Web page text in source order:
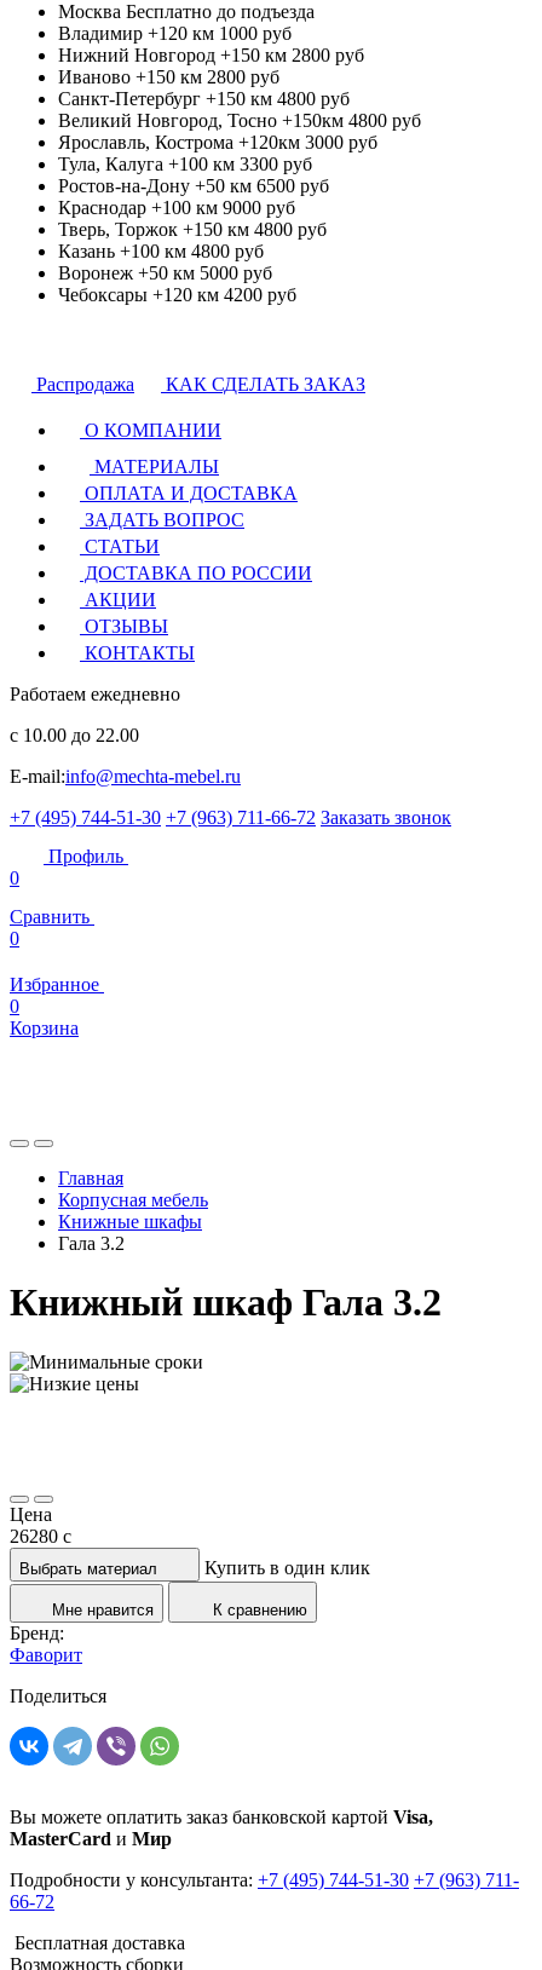
Москва Бесплатно до подъезда
Владимир +120 км 1000 руб
Нижний Новгород +150 км 2800 руб
Иваново +150 км 2800 руб
Санкт-Петербург +150 км 4800 руб
Великий Новгород, Тосно +150км 4800 руб
Ярославль, Кострома +120км 3000 руб
Тула, Калуга +100 км 3300 руб
Ростов-на-Дону +50 км 6500 руб
Краснодар +100 км 9000 руб
Тверь, Торжок +150 км 4800 руб
Казань +100 км 4800 руб
Воронеж +50 км 5000 руб
Чебоксары +120 км 4200 руб
Распродажа КАК СДЕЛАТЬ ЗАКАЗ
О КОМПАНИИ
МАТЕРИАЛЫ
ОПЛАТА И ДОСТАВКА
ЗАДАТЬ ВОПРОС
СТАТЬИ
ДОСТАВКА ПО РОССИИ
АКЦИИ
ОТЗЫВЫ
КОНТАКТЫ
Работаем ежедневно
с 10.00 до 22.00
E-mail:info@mechta-mebel.ru
+7 (495) 744-51-30 +7 (963) 711-66-72 Заказать звонок
Профиль
0
Сравнить
0
Избранное
0
Корзина
Главная
Корпусная мебель
Книжные шкафы
Гала 3.2
Книжный шкаф Гала 3.2
Цена
26280 c
Выбрать материал Купить в один клик
Мне нравится К сравнению
Бренд:
Фаворит
Поделиться
Вы можете оплатить заказ банковской картой Visa,
MasterCard и Мир
Подробности у консультанта: +7 (495) 744-51-30 +7 (963) 711-
66-72
Бесплатная доставка
Возможность сборки